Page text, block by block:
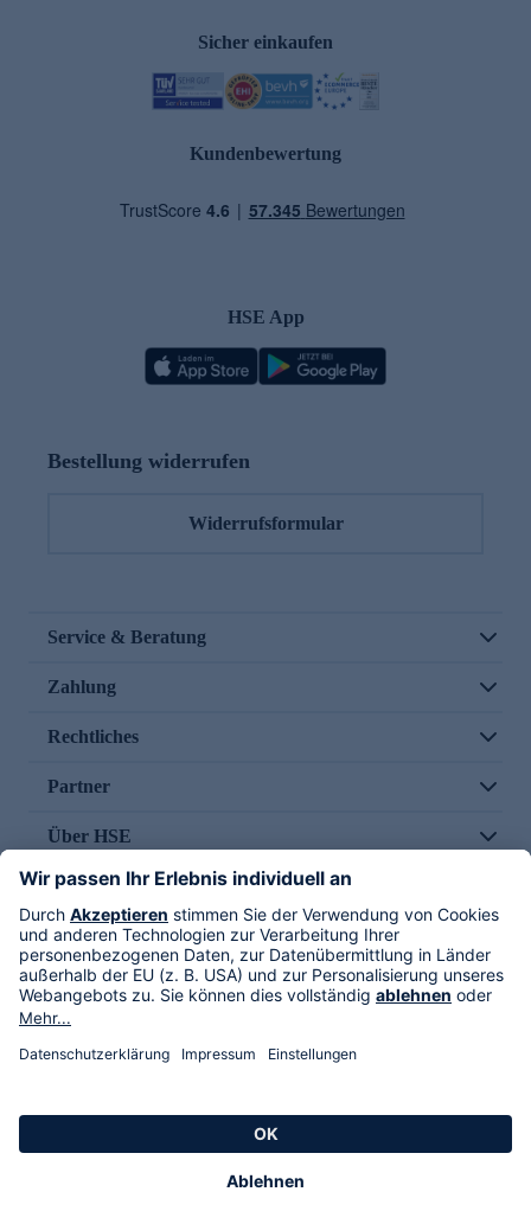
Sicher einkaufen
Kundenbewertung
HSE App
Bestellung widerrufen
Widerrufsformular
Service & Beratung
Zahlung
Rechtliches
Partner
Über HSE
Im TV
HSE International